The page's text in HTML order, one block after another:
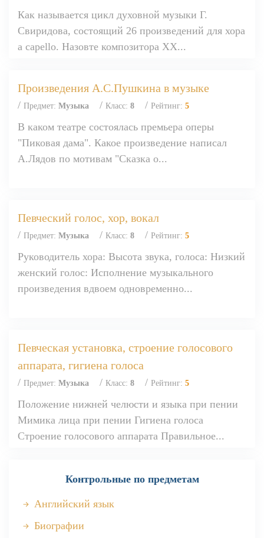
Как называется цикл духовной музыки Г.
Свиридова, состоящий 26 произведений для хора
a capello. Назовте композитора XX...
Произведения А.С.Пушкина в музыке
/ Предмет: Музыка / Класс: 8 / Рейтинг: 5
В каком театре состоялась премьера оперы
"Пиковая дама". Какое произведение написал
А.Лядов по мотивам "Сказка о...
Певческий голос, хор, вокал
/ Предмет: Музыка / Класс: 8 / Рейтинг: 5
Руководитель хора: Высота звука, голоса: Низкий
женский голос: Исполнение музыкального
произведения вдвоем одновременно...
Певческая установка, строение голосового
аппарата, гигиена голоса
/ Предмет: Музыка / Класс: 8 / Рейтинг: 5
Положение нижней челюсти и языка при пении
Мимика лица при пении Гигиена голоса
Строение голосового аппарата Правильное...
Контрольные по предметам
Английский язык
Биографии